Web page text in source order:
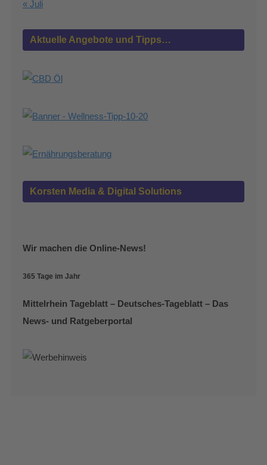
« Juli
Aktuelle Angebote und Tipps…
Korsten Media & Digital Solutions
Wir machen die Online-News!
365 Tage im Jahr
Mittelrhein Tageblatt – Deutsches-Tageblatt – Das
News- und Ratgeberportal